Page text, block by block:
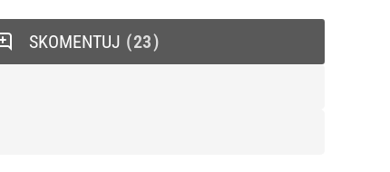
SKOMENTUJ 23